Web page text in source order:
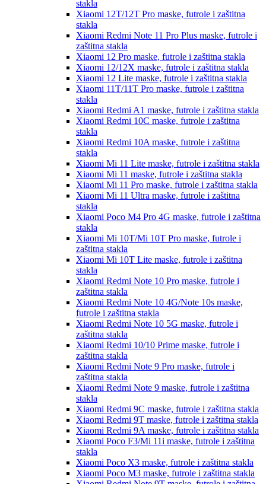
stakla
Xiaomi 12T/12T Pro maske, futrole i zaštitna
stakla
Xiaomi Redmi Note 11 Pro Plus maske, futrole i
zaštitna stakla
Xiaomi 12 Pro maske, futrole i zaštitna stakla
Xiaomi 12/12X maske, futrole i zaštitna stakla
Xiaomi 12 Lite maske, futrole i zaštitna stakla
Xiaomi 11T/11T Pro maske, futrole i zaštitna
stakla
Xiaomi Redmi A1 maske, futrole i zaštitna stakla
Xiaomi Redmi 10C maske, futrole i zaštitna
stakla
Xiaomi Redmi 10A maske, futrole i zaštitna
stakla
Xiaomi Mi 11 Lite maske, futrole i zaštitna stakla
Xiaomi Mi 11 maske, futrole i zaštitna stakla
Xiaomi Mi 11 Pro maske, futrole i zaštitna stakla
Xiaomi Mi 11 Ultra maske, futrole i zaštitna
stakla
Xiaomi Poco M4 Pro 4G maske, futrole i zaštitna
stakla
Xiaomi Mi 10T/Mi 10T Pro maske, futrole i
zaštitna stakla
Xiaomi Mi 10T Lite maske, futrole i zaštitna
stakla
Xiaomi Redmi Note 10 Pro maske, futrole i
zaštitna stakla
Xiaomi Redmi Note 10 4G/Note 10s maske,
futrole i zaštitna stakla
Xiaomi Redmi Note 10 5G maske, futrole i
zaštitna stakla
Xiaomi Redmi 10/10 Prime maske, futrole i
zaštitna stakla
Xiaomi Redmi Note 9 Pro maske, futrole i
zaštitna stakla
Xiaomi Redmi Note 9 maske, futrole i zaštitna
stakla
Xiaomi Redmi 9C maske, futrole i zaštitna stakla
Xiaomi Redmi 9T maske, futrole i zaštitna stakla
Xiaomi Redmi 9A maske, futrole i zaštitna stakla
Xiaomi Poco F3/Mi 11i maske, futrole i zaštitna
stakla
Xiaomi Poco X3 maske, futrole i zaštitna stakla
Xiaomi Poco M3 maske, futrole i zaštitna stakla